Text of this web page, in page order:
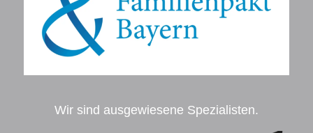
Wir sind ausgewiesene Spezialisten.